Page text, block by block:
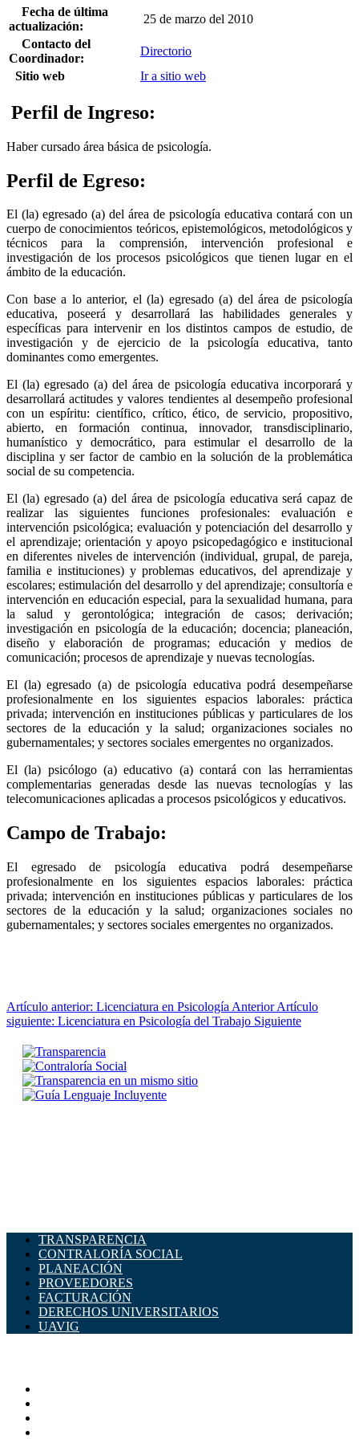
Fecha de última
actualización:
25 de marzo del 2010
Contacto del
Coordinador:
Directorio
Sitio web
Ir a sitio web
Perfil de Ingreso:
Haber cursado área básica de psicología.
Perfil de Egreso:
El (la) egresado (a) del área de psicología educativa contará con un
cuerpo de conocimientos teóricos, epistemológicos, metodológicos y
técnicos para la comprensión, intervención profesional e
investigación de los procesos psicológicos que tienen lugar en el
ámbito de la educación.
Con base a lo anterior, el (la) egresado (a) del área de psicología
educativa, poseerá y desarrollará las habilidades generales y
específicas para intervenir en los distintos campos de estudio, de
investigación y de ejercicio de la psicología educativa, tanto
dominantes como emergentes.
El (la) egresado (a) del área de psicología educativa incorporará y
desarrollará actitudes y valores tendientes al desempeño profesional
con un espíritu: científico, crítico, ético, de servicio, propositivo,
abierto, en formación continua, innovador, transdisciplinario,
humanístico y democrático, para estimular el desarrollo de la
disciplina y ser factor de cambio en la solución de la problemática
social de su competencia.
El (la) egresado (a) del área de psicología educativa será capaz de
realizar las siguientes funciones profesionales: evaluación e
intervención psicológica; evaluación y potenciación del desarrollo y
el aprendizaje; orientación y apoyo psicopedagógico e institucional
en diferentes niveles de intervención (individual, grupal, de pareja,
familia e instituciones) y problemas educativos, del aprendizaje y
escolares; estimulación del desarrollo y del aprendizaje; consultoría e
intervención en educación especial, para la sexualidad humana, para
la salud y gerontológica; integración de casos; derivación;
investigación en psicología de la educación; docencia; planeación,
diseño y elaboración de programas; educación y medios de
comunicación; procesos de aprendizaje y nuevas tecnologías.
El (la) egresado (a) de psicología educativa podrá desempeñarse
profesionalmente en los siguientes espacios laborales: práctica
privada; intervención en instituciones públicas y particulares de los
sectores de la educación y la salud; organizaciones sociales no
gubernamentales; y sectores sociales emergentes no organizados.
El (la) psicólogo (a) educativo (a) contará con las herramientas
complementarias generadas desde las nuevas tecnologías y las
telecomunicaciones aplicadas a procesos psicológicos y educativos.
Campo de Trabajo:
El egresado de psicología educativa podrá desempeñarse
profesionalmente en los siguientes espacios laborales: práctica
privada; intervención en instituciones públicas y particulares de los
sectores de la educación y la salud; organizaciones sociales no
gubernamentales; y sectores sociales emergentes no organizados.
Artículo anterior: Licenciatura en Psicología Anterior Artículo
siguiente: Licenciatura en Psicología del Trabajo Siguiente
TRANSPARENCIA
CONTRALORÍA SOCIAL
PLANEACIÓN
PROVEEDORES
FACTURACIÓN
DERECHOS UNIVERSITARIOS
UAVIG